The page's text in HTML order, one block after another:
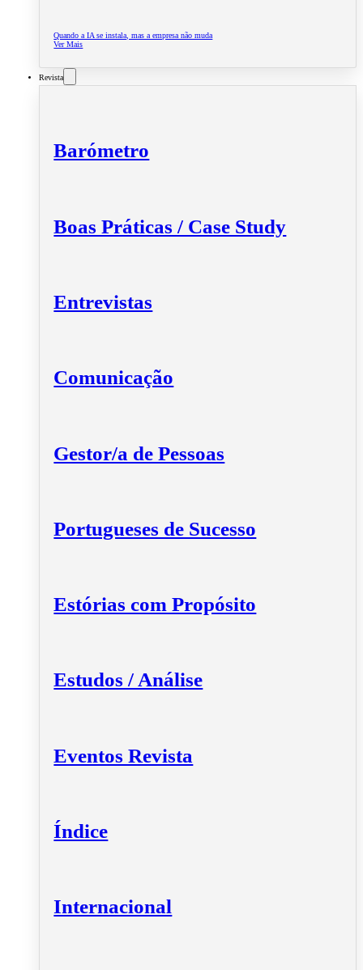
Quando a IA se instala, mas a empresa não muda
Ver Mais
Revista
Barómetro
Boas Práticas / Case Study
Entrevistas
Comunicação
Gestor/a de Pessoas
Portugueses de Sucesso
Estórias com Propósito
Estudos / Análise
Eventos Revista
Índice
Internacional